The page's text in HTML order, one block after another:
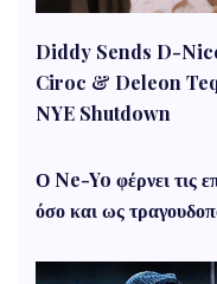
Diddy Sends D-Nice
Ciroc & Deleon
NYE Shutdown
Ο Ne-Yo φέρνει τις
όσο και ως